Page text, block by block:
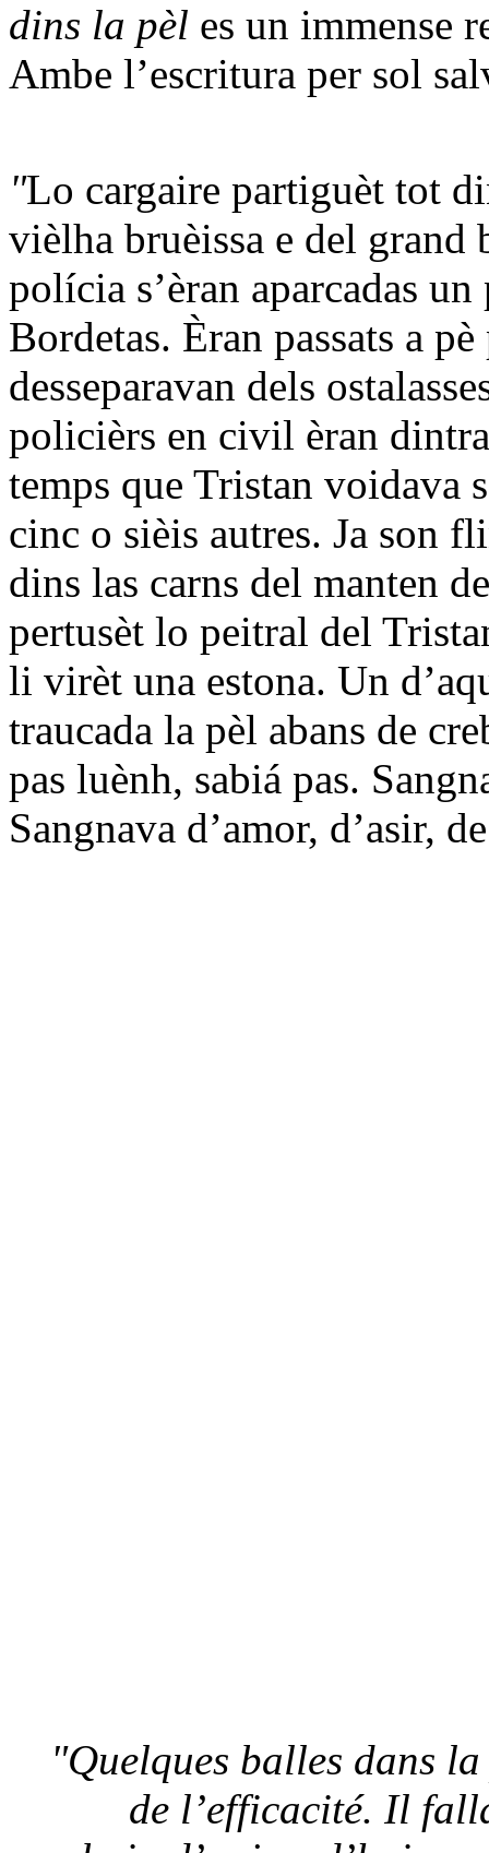
dins la pèl es un immense
Ambe l’escritura per sol
"Lo cargaire partiguèt tot
vièlha bruèissa e del grand
polícia s’èran aparcadas
Bordetas. Èran passats a
desseparavan dels
policièrs en civil èran
temps que Tristan voidava
cinc o sièis autres. Ja son
dins las carns del manten
pertusèt lo peitral del
li virèt una estona. Un
traucada la pèl abans de
pas luènh, sabiá pas.
Sangnava d’amor, d’asir,
"Quelques balles dans
de l’efficacité. Il